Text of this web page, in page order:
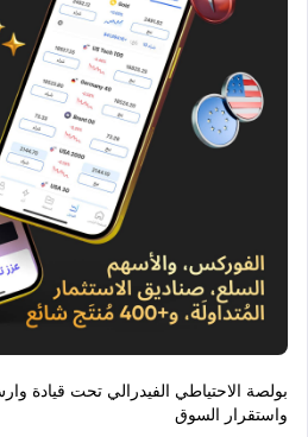
بولصة الاحتياطي الفيدرالي تحت قيادة
واستقرار السوق